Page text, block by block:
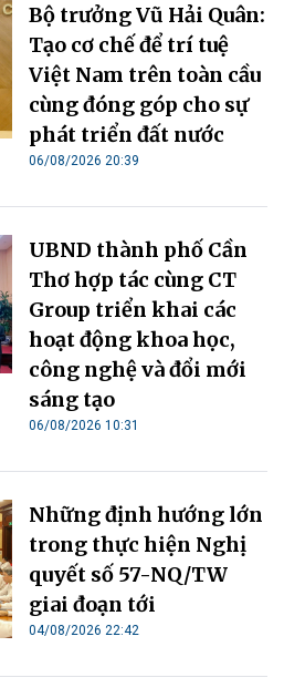
Bộ trưởng Vũ Hải Quân:
Tạo cơ chế để trí tuệ
Việt Nam trên toàn cầu
cùng đóng góp cho sự
phát triển đất nước
06/08/2026 20:39
UBND thành phố Cần
Thơ hợp tác cùng CT
Group triển khai các
hoạt động khoa học,
công nghệ và đổi mới
sáng tạo
06/08/2026 10:31
Những định hướng lớn
trong thực hiện Nghị
quyết số 57-NQ/TW
giai đoạn tới
04/08/2026 22:42